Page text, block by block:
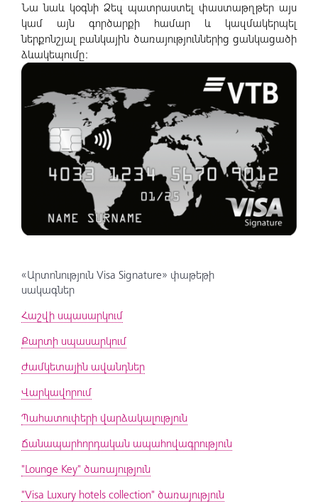
Նա նաև կօգնի Ձեզ պատրաստել փաստաթղթեր այս
կամ այն գործարքի համար և կազմակերպել
ներքոնշյալ բանկային ծառայություններից ցանկացածի
ձևակեպումը:
«Արտոնություն Visa Signature» փաթեթի
սակագներ
Հաշվի սպասարկում
Քարտի սպասարկում
Ժամկետային ավանդներ
Վարկավորում
Պահատուփերի վարձակալություն
Ճանապարհորդական ապահովագրություն
"Lounge Key" ծառայություն
"Visa Luxury hotels collection" ծառայություն